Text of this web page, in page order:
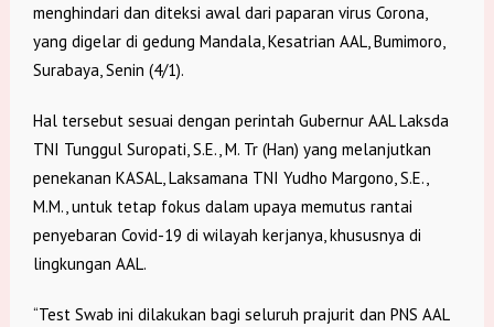
menghindari dan diteksi awal dari paparan virus Corona,
yang digelar di gedung Mandala, Kesatrian AAL, Bumimoro,
Surabaya, Senin (4/1).
Hal tersebut sesuai dengan perintah Gubernur AAL Laksda
TNI Tunggul Suropati, S.E., M. Tr (Han) yang melanjutkan
penekanan KASAL, Laksamana TNI Yudho Margono, S.E.,
M.M., untuk tetap fokus dalam upaya memutus rantai
penyebaran Covid-19 di wilayah kerjanya, khususnya di
lingkungan AAL.
“Test Swab ini dilakukan bagi seluruh prajurit dan PNS AAL